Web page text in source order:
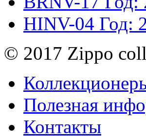
HINV-04 Год:
© 2017 Zippo
Полезная
Контакты